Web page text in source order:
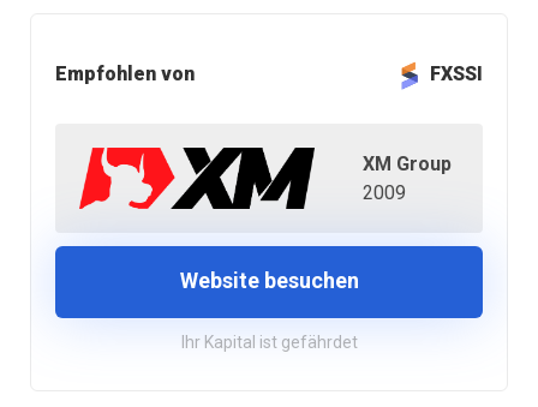
Empfohlen von FXSSI
XM Group
2009
Website besuchen
Ihr Kapital ist gefährdet